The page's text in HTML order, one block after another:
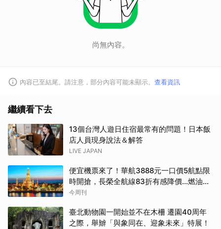
尚無內容。
內容已至結尾。請注意，部分內容可能未顯示。 查看資訊
繼續看下去
13個台灣人遊日住宿最常有的問題！日本飯
店人員現身說法＆解答
LIVE JAPAN
便宜機票來了！華航3888元一口價5航點限
時開搶，長榮全航線83折有感降價…燃油稅
8/9調漲早買早省
今周刊
臺北動物園一開始並不在木柵 遷園40周年
之際，舉辧「與象同在、迎象未來」特展！